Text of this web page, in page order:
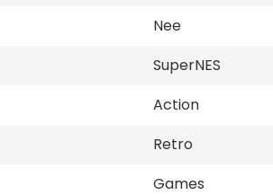
Nee
SuperNES
Action
Retro
Games